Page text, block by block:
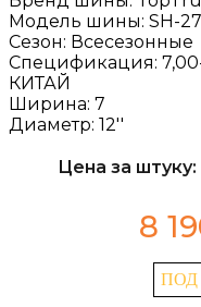
Модель шины: SH-
Сезон: Всесезонные
Спецификация:
КИТАЙ
Ширина: 7
Диаметр: 12''
Цена за штуку:
8
ПОД